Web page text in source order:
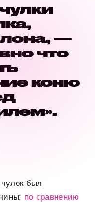
—
что
коню
был
по сравнению